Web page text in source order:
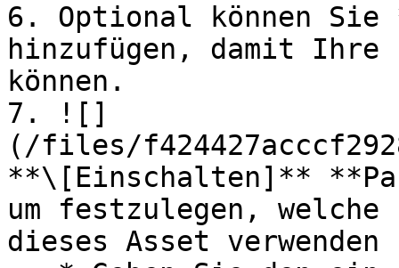
6. Optional können Sie
hinzufügen, damit
können.
7. ![]
(/files/
**\[Einschalten]**
um festzulegen,
dieses Asset verwenden